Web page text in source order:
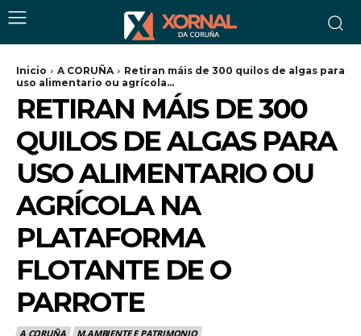
Inicio A CORUÑA
Retiran máis de 300 quilos de algas para
uso alimentario ou agrícola...
RETIRAN MÁIS DE 300
QUILOS DE ALGAS PARA
USO ALIMENTARIO OU
AGRÍCOLA NA
PLATAFORMA
FLOTANTE DE O
PARROTE
A CORUÑA M.AMBIENTE E PATRIMONIO